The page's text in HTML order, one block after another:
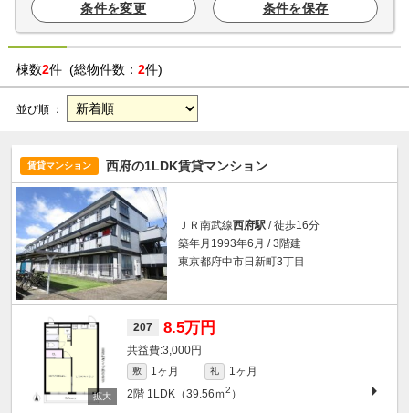
条件を変更 条件を保存
棟数2件 (総物件数： 2件)
並び順 ：
賃貸マンション 西府の1LDK賃貸マンション
ＪＲ南武線西府駅 / 徒歩16分
築年月1993年6月 / 3階建
東京都府中市日新町3丁目
207 8.5万円
3,000円
敷 1ヶ月 礼
1ヶ月
2階 1LDK（39.56ｍ2 ）